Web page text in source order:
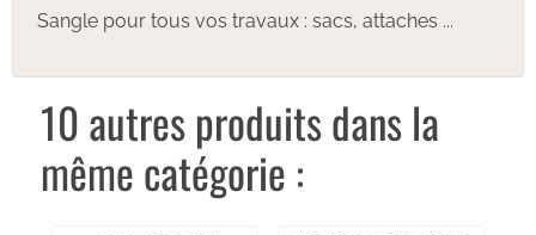
Sangle pour tous vos travaux : sacs, attaches ...
10 autres produits dans la
même catégorie :